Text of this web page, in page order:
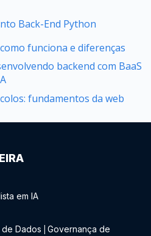
Back-End Python
funciona e diferenças
backend com BaaS
fundamentos da web
em IA
de Dados
Governança de